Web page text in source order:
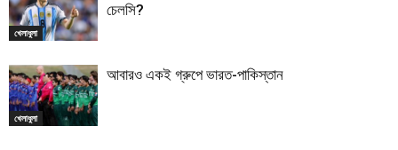
খেলাধুলা
চেলসি?
খেলাধুলা
আবারও একই গ্রুপে ভারত-পাকিস্তান